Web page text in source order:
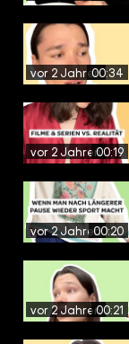
vor 2 Jahren00:34
vor 2 Jahren00:19
vor 2 Jahren00:20
vor 2 Jahren00:21